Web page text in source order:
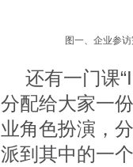
图一、企业参
还有一门课
分配给大家一
业角色扮演，
派到其中的一